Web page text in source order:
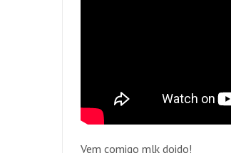
Vem comigo mlk doido!